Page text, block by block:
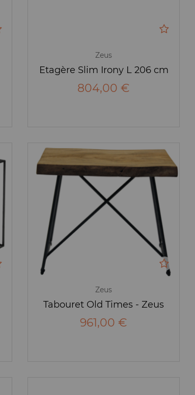
Zeus
Etagère Slim Irony L 206 cm
804,00 €
Zeus
Tabouret Old Times - Zeus
961,00 €